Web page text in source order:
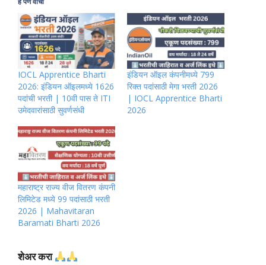
IOCL Apprentice Bharti
2026: इंडियन ऑइलमध्ये 1626
पदांची भरती | 10वी पास ते ITI
उमेदवारांसाठी सुवर्णसंधी
इंडियन ऑइल कंपनीमध्ये 799
रिक्त पदांसाठी मेगा भरती 2026
| IOCL Apprentice Bharti
2026
महाराष्ट्र राज्य वीज वितरण कंपनी
लिमिटेड मध्ये 99 पदांसाठी भरती
2026 | Mahavitaran
Baramati Bharti 2026
शेअर करा